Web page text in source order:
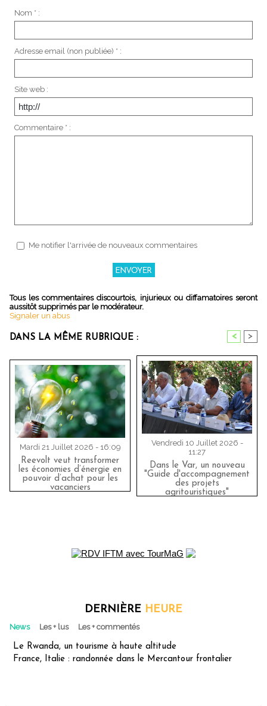
Nom * :
Adresse email (non publiée) * :
Site web :
Commentaire * :
Me notifier l'arrivée de nouveaux commentaires
Tous les commentaires discourtois, injurieux ou diffamatoires seront
aussitôt supprimés par le modérateur.
Signaler un abus
DANS LA MÊME RUBRIQUE : < >
Mardi 21 Juillet 2026 - 16:09
Reevolt veut transformer
les économies d’énergie en
pouvoir d’achat pour les
vacanciers
Vendredi 10 Juillet 2026 -
11:27
Dans le Var, un nouveau
"Guide d'accompagnement
des projets
agritouristiques"
DERNIÈRE HEURE
News Les + lus Les + commentés
Le Rwanda, un tourisme à haute altitude
France, Italie : randonnée dans le Mercantour frontalier